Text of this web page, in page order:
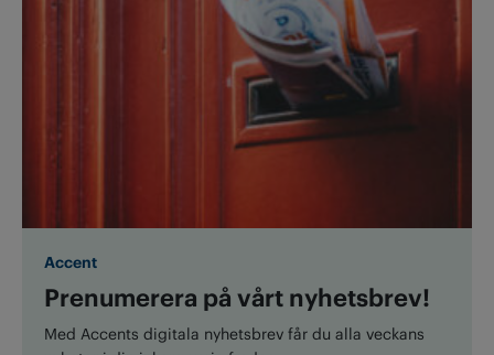
Accent
Prenumerera på vårt nyhetsbrev!
Med Accents digitala nyhetsbrev får du alla veckans